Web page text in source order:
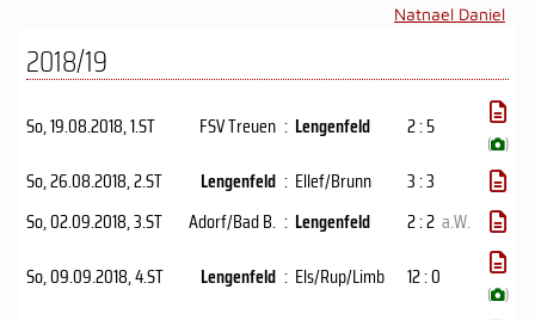
Natnael Daniel
2018/19
So, 19.08.2018, 1.ST FSV Treuen : Lengenfeld 2 : 5
( )
So, 26.08.2018, 2.ST Lengenfeld : Ellef/​Brunn
3 : 3
So, 02.09.2018, 3.ST Adorf/Bad B. : Lengenfeld 2 : 2 a.W.
So, 09.09.2018, 4.ST Lengenfeld : Els/Rup/Limb 12 : 0
( )